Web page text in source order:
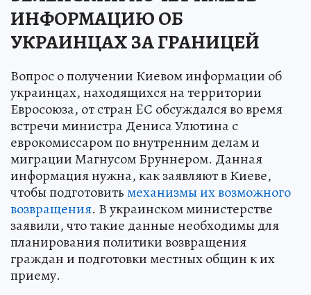
ИНФОРМАЦИЮ ОБ
УКРАИНЦАХ ЗА ГРАНИЦЕЙ
Вопрос о получении Киевом информации об
украинцах, находящихся на территории
Евросоюза, от стран EС обсуждался во время
встречи министра Дениса Улютина с
еврокомиссаром по внутренним делам и
миграции Магнусом Бруннером. Данная
информация нужна, как заявляют в Киеве,
чтобы подготовитьмеханизмы их возможного
возвращения. В украинском министерстве
заявили, что такие данные необходимы для
планирования политики возвращения
граждан и подготовки местных общин к их
приему.